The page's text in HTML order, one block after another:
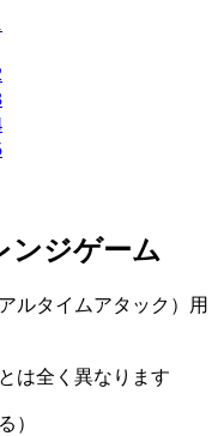
ンジゲーム
タイムアタック）用
は全く異なります
）